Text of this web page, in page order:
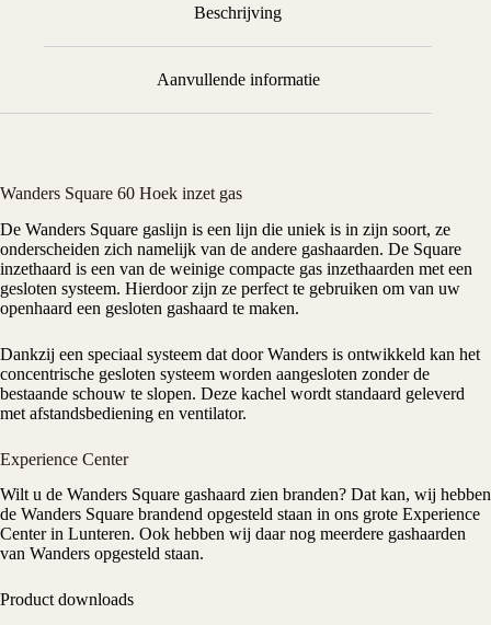
Beschrijving
Aanvullende informatie
Wanders Square 60 Hoek inzet gas
De Wanders Square gaslijn is een lijn die uniek is in zijn soort, ze
onderscheiden zich namelijk van de andere gashaarden. De Square
inzethaard is een van de weinige compacte gas inzethaarden met een
gesloten systeem. Hierdoor zijn ze perfect te gebruiken om van uw
openhaard een gesloten gashaard te maken.
Dankzij een speciaal systeem dat door Wanders is ontwikkeld kan het
concentrische gesloten systeem worden aangesloten zonder de
bestaande schouw te slopen. Deze kachel wordt standaard geleverd
met afstandsbediening en ventilator.
Experience Center
Wilt u de Wanders Square gashaard zien branden? Dat kan, wij hebben
de Wanders Square brandend opgesteld staan in ons grote Experience
Centerin Lunteren. Ook hebben wij daar nog meerdere gashaarden
van Wanders opgesteld staan.
Product downloads